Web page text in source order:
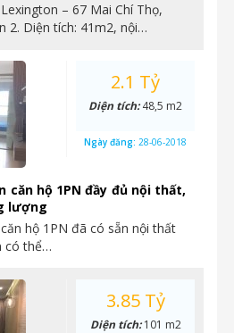
– 67 Mai Chí Thọ,
2. Diện tích: 41m2, nội…
căn hộ 1PN đầy đủ nội thất,
lượng
hộ 1PN đã có sẵn nội thất
có thể…
2.1 Tỷ
Diện tích:48,5 m2
Ngày đăng: 28-06-2018
3.85 Tỷ
Diện tích:101 m2